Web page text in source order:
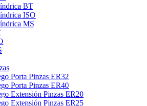
BT
ISO
MS
Porta Pinzas ER32
Porta Pinzas ER40
Extensión Pinzas ER20
Extensión Pinzas ER25